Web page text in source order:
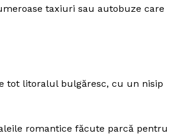
taxiuri sau autobuze care
tot litoralul bulgăresc, cu un nisip
romantice făcute parcă pentru